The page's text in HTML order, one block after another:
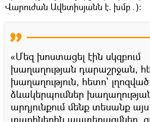
Վարուժան Ավետիսյանն է. խմբ․)։
«Մեզ խոստացել էին սկզբում
խաղաղության դարաշրջան,
խաղաղություն, հետո՝ լղոզված
ձևակերպումներ
արդյունքում մենք տեսանք
տարիներին պատերազմներ,